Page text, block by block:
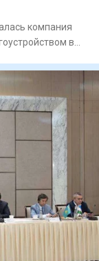
компания
в